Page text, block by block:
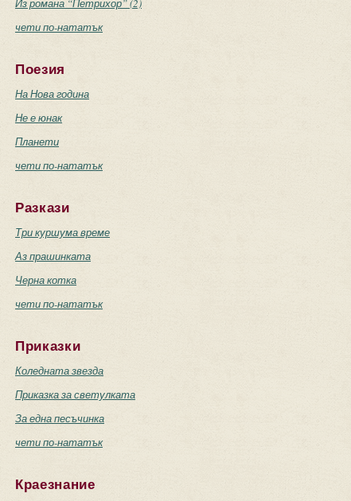
Из романа “Петрихор” (2)
чети по-нататък
Поезия
На Нова година
Не е юнак
Планети
чети по-нататък
Разкази
Три куршума време
Аз прашинката
Черна котка
чети по-нататък
Приказки
Коледната звезда
Приказка за светулката
За една песъчинка
чети по-нататък
Краезнание